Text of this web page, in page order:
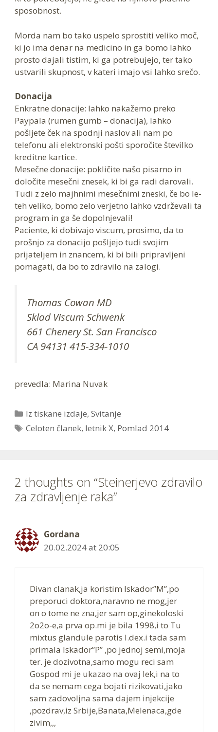
sposobnost.
Morda nam bo tako uspelo sprostiti veliko moč,
ki jo ima denar na medicino in ga bomo lahko
prosto dajali tistim, ki ga potrebujejo, ter tako
ustvarili skupnost, v kateri imajo vsi lahko srečo.
Donacija
Enkratne donacije: lahko nakažemo preko
Paypala (rumen gumb – donacija), lahko
pošljete ček na spodnji naslov ali nam po
telefonu ali elektronski pošti sporočite številko
kreditne kartice.
Mesečne donacije: pokličite našo pisarno in
določite mesečni znesek, ki bi ga radi darovali.
Tudi z zelo majhnimi mesečnimi zneski, če bo le-
teh veliko, bomo zelo verjetno lahko vzdrževali ta
program in ga še dopolnjevali!
Paciente, ki dobivajo viscum, prosimo, da to
prošnjo za donacijo pošljejo tudi svojim
prijateljem in znancem, ki bi bili pripravljeni
pomagati, da bo to zdravilo na zalogi.
Thomas Cowan MD
Sklad Viscum Schwenk
661 Chenery St. San Francisco
CA 94131 415-334-1010
prevedla: Marina Nuvak
Categories
Iz tiskane izdaje,Svitanje
Tags
Celoten članek, letnik X, Pomlad 2014
2 thoughts on “Steinerjevo zdravilo
za zdravljenje raka”
Gordana
20.02.2024 at 20:05
Divan clanak,ja koristim Iskador”M”,po
preporuci doktora,naravno ne mog,jer
on o tome ne zna,jer sam op,ginekoloski
2o2o-e,a prva op.mi je bila 1998,i to Tu
mixtus glandule parotis l.dex.i tada sam
primala Iskador”P” ,po jednoj semi,moja
ter. je dozivotna,samo mogu reci sam
Gospod mi je ukazao na ovaj lek,i na to
da se nemam cega bojati rizikovati,jako
sam zadovoljna sama dajem injekcije
,pozdrav,iz Srbije,Banata,Melenaca,gde
zivim,,,